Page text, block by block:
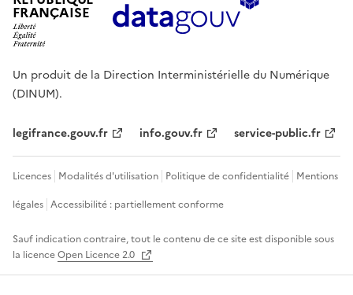
FRANÇAISE
Un produit de la Direction Interministérielle du Numérique
(DINUM).
legifrance.gouv.fr info.gouv.fr service-public.fr
Licences Modalités d'utilisation Politique de confidentialité Mentions
légales Accessibilité : partiellement conforme
Sauf indication contraire, tout le contenu de ce site est disponible sous
la licenceOpen Licence 2.0